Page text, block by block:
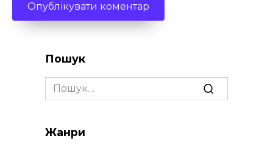
Пошук
Search
for:
Жанри